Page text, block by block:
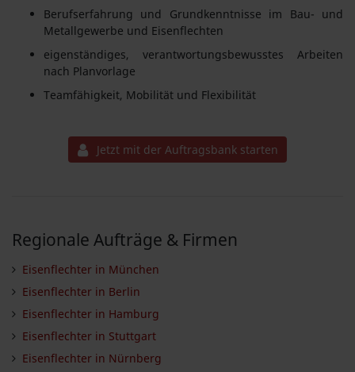
Berufserfahrung und Grundkenntnisse im Bau- und
Metallgewerbe und Eisenflechten
eigenständiges, verantwortungsbewusstes Arbeiten
nach Planvorlage
Teamfähigkeit, Mobilität und Flexibilität
Jetzt mit der Auftragsbank starten
Regionale Aufträge & Firmen
Eisenflechter in München
Eisenflechter in Berlin
Eisenflechter in Hamburg
Eisenflechter in Stuttgart
Eisenflechter in Nürnberg